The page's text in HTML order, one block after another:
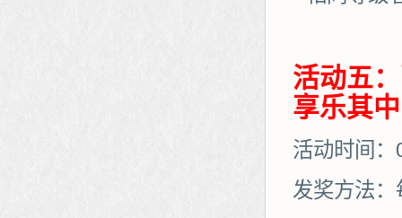
活动五
享乐其中
活动时间
发奖方法：